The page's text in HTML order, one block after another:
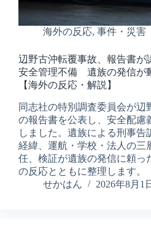
海外の反応, 事件・災害
辺野古沖転覆事故、報告書が
安全管理不備 遺族の発信が
【海外の反応・解説】
同志社の特別調査委員会が辺
の報告書を公表し、安全配慮
しました。遺族による刑事告
経緯、運航・学校・法人の三
任、検証が遺族の発信に頼っ
の反応とともに整理します。
せかはん
2026年8月1